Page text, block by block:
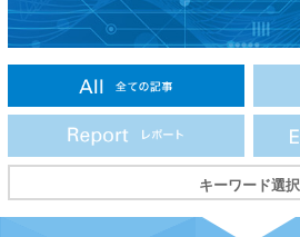
キーワード選択